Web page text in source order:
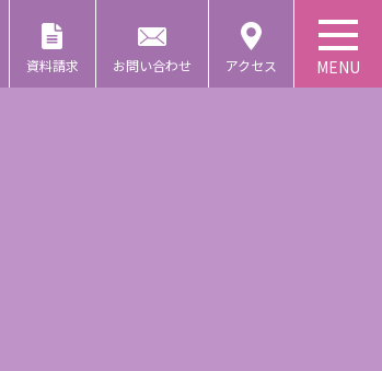
資料請求 お問い合わせ アクセス